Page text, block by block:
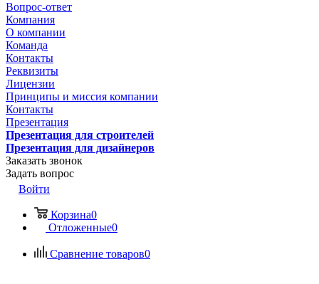
Вопрос-ответ
Компания
О компании
Команда
Контакты
Реквизиты
Лицензии
Принципы и миссия компании
Контакты
Презентация
Презентация для строителей
Презентация для дизайнеров
Заказать звонок
Задать вопрос
Войти
Корзина0
Отложенные0
Сравнение товаров0